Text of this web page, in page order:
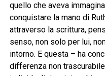
quello che aveva
conquistare la mano di
attraverso la scrittura,
senso, non solo per lui,
intorno. E questa – ha
differenza non